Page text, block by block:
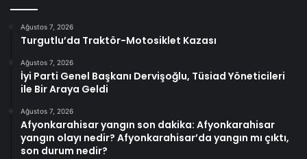
Ağustos 7, 2026
Turgutlu’da Traktör-Motosiklet Kazası
Ağustos 7, 2026
İyi Parti Genel Başkanı Dervişoğlu, Tüsiad Yöneticileri
ile Bir Araya Geldi
Ağustos 7, 2026
Afyonkarahisar yangın son dakika: Afyonkarahisar
yangın olayı nedir? Afyonkarahisar’da yangın mı çıktı,
son durum nedir?